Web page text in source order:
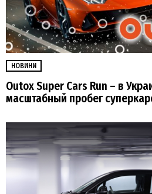
НОВИНИ
Outox Super Cars Run – в
масштабный пробег